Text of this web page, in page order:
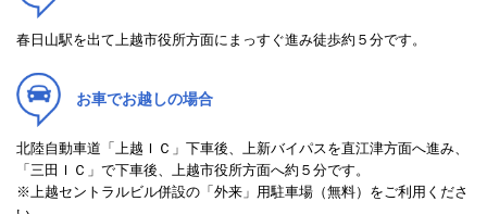
春日山駅を出て上越市役所方面にまっすぐ進み徒歩約５分です。
お車でお越しの場合
北陸自動車道「上越ＩＣ」下車後、上新バイパスを直江津方面へ進み、
「三田ＩＣ」で下車後、上越市役所方面へ約５分です。
※上越セントラルビル併設の「外来」用駐車場（無料）をご利用くださ